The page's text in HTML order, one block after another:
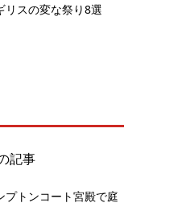
リスの変な祭り8選
記事
プトンコート宮殿で庭